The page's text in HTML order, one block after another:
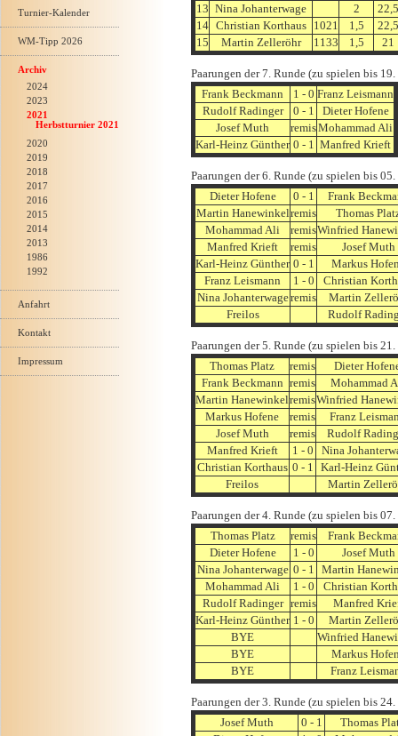
13 Nina Johanterwage 2
22,5
14 Christian Korthaus 1021 1,5
22,5
15
Martin Zelleröhr 1133 1,5 21
Paarungen der 7. Runde (zu spielen bis 19.
Frank Beckmann
1 - 0 Franz Leismann
Rudolf Radinger
0 - 1
Dieter Hofene
Josef Muth
remisMohammad Ali
Karl-Heinz Günther 0 - 1 Manfred Krieft
Paarungen der 6. Runde (zu spielen bis 05.
Dieter Hofene
0 - 1
Frank
Martin Hanewinkelremis
Thomas
Mohammad Ali
remisWinfried
Manfred Krieft
remis
Josef Muth
Karl-Heinz Günther 0 - 1
Markus
Franz Leismann
1 - 0
Christian
Nina Johanterwageremis
Martin
Freilos
Rudolf
Paarungen der 5. Runde (zu spielen bis
Thomas Platz
remis
Dieter
Frank Beckmann remis
Mohammad
Martin HanewinkelremisWinfried
Markus Hofene
remis
Franz
Josef Muth
remis
Rudolf
Manfred Krieft
1 - 0
Nina
Christian Korthaus 0 - 1 Karl-Heinz
Freilos
Martin
Paarungen der 4. Runde (zu spielen bis
Thomas Platz
remis
Frank
Dieter Hofene
1 - 0
Josef Muth
Nina Johanterwage 0 - 1 Martin
Mohammad Ali
1 - 0
Christian
Rudolf Radinger remis
Manfred
Karl-Heinz Günther 1 - 0
Martin
BYE
Winfried
BYE
Markus
BYE
Franz
Paarungen der 3. Runde (zu spielen bis
Josef Muth
0 - 1
Thomas
Turnier-Kalender
WM-Tipp 2026
Archiv
2024
2023
2021
Herbstturnier 2021
2020
2019
2018
2017
2016
2015
2014
2013
1986
1992
Anfahrt
Kontakt
Impressum